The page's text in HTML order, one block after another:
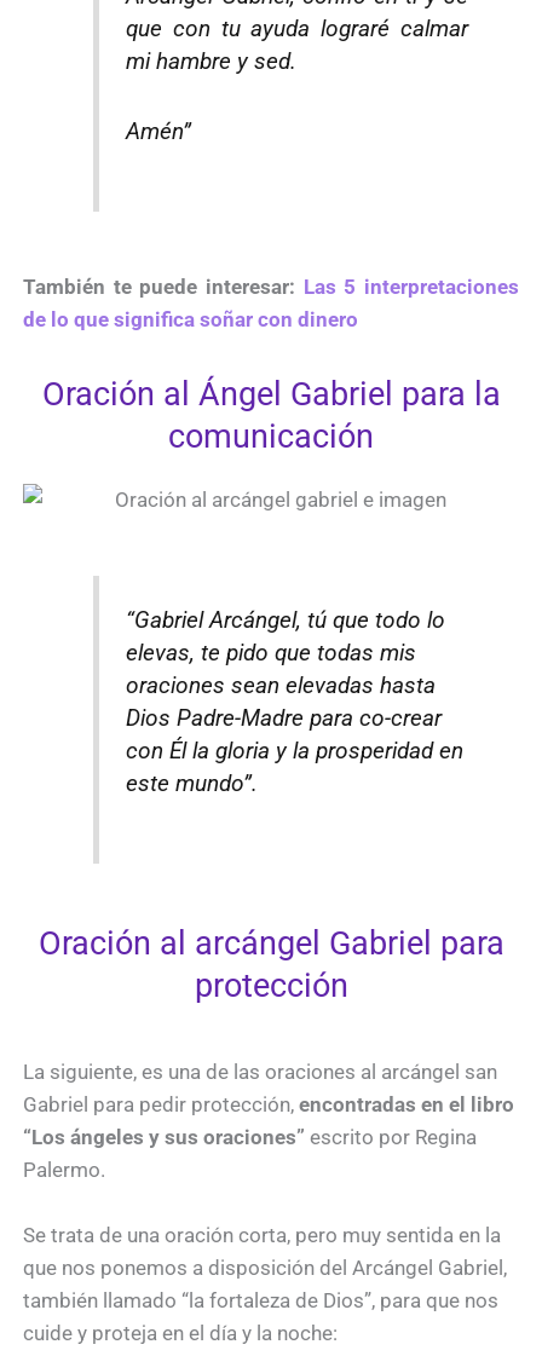
que con tu ayuda lograré calmar
mi hambre y sed.
Amén”
También te puede interesar: Las 5 interpretaciones
de lo que significa soñar con dinero
Oración al Ángel Gabriel para la
comunicación
“Gabriel Arcángel, tú que todo lo
elevas, te pido que todas mis
oraciones sean elevadas hasta
Dios Padre-Madre para co-crear
con Él la gloria y la prosperidad en
este mundo”.
Oración al arcángel Gabriel para
protección
La siguiente, es una de las oraciones al arcángel san
Gabriel para pedir protección,encontradas en el libro
“Los ángeles y sus oraciones” escrito por Regina
Palermo.
Se trata de una oración corta, pero muy sentida en la
que nos ponemos a disposición del Arcángel Gabriel,
también llamado “la fortaleza de Dios”, para que nos
cuide y proteja en el día y la noche: